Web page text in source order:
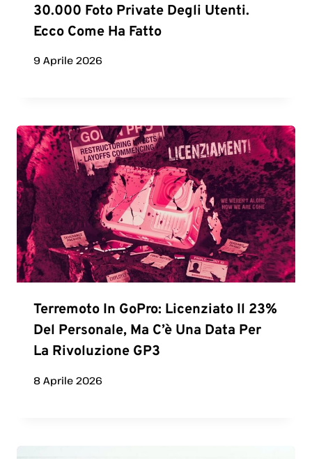
30.000 Foto Private Degli Utenti.
Ecco Come Ha Fatto
9 Aprile 2026
Terremoto In GoPro: Licenziato Il 23%
Del Personale, Ma C’è Una Data Per
La Rivoluzione GP3
8 Aprile 2026